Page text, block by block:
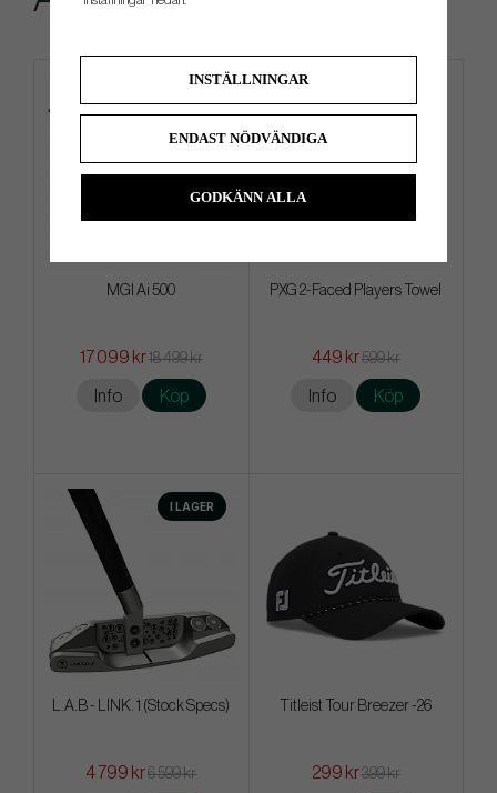
MGI Ai 500
17 099 kr18 499 kr
Info Köp
PXG 2-Faced Players Towel
449 kr599 kr
Info Köp
I LAGER
L.A.B - LINK. 1 (Stock Specs)
4 799 kr6 599 kr
Titleist Tour Breezer -26
299 kr399 kr
INSTÄLLNINGAR
ENDAST NÖDVÄNDIGA
GODKÄNN ALLA